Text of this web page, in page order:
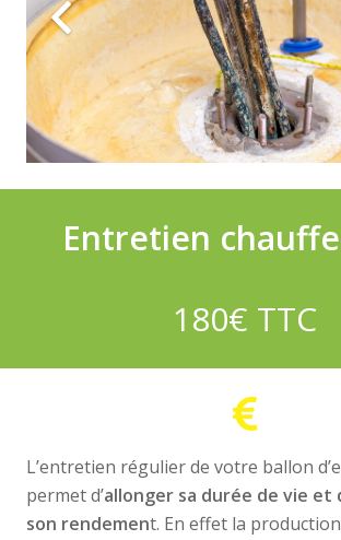
Entretien
180€ TTC
L’entretien régulier de votre ballon
permet d’allonger sa durée de vie et
son rendement. En effet la production